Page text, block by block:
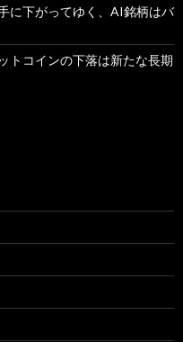
に下がってゆく、AI銘柄はバ
トコインの下落は新たな長期